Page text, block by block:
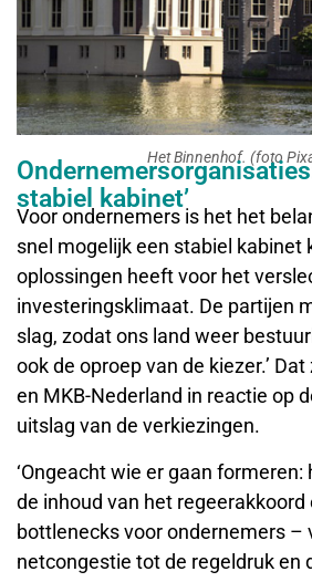
Het Binnenhof. (foto
stabiel kabinet’
Voor ondernemers is het het
snel mogelijk een stabiel kabinet
oplossingen heeft voor het
investeringsklimaat. De partijen
slag, zodat ons land weer
ook de oproep van de kiezer.’
en MKB-Nederland in reactie op
uitslag van de verkiezingen.
‘Ongeacht wie er gaan
de inhoud van het regeerakkoord
bottlenecks voor ondernemers –
netcongestie tot de regeldruk en